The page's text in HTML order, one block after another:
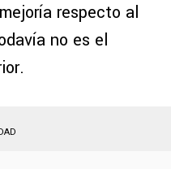
respecto al
no es el